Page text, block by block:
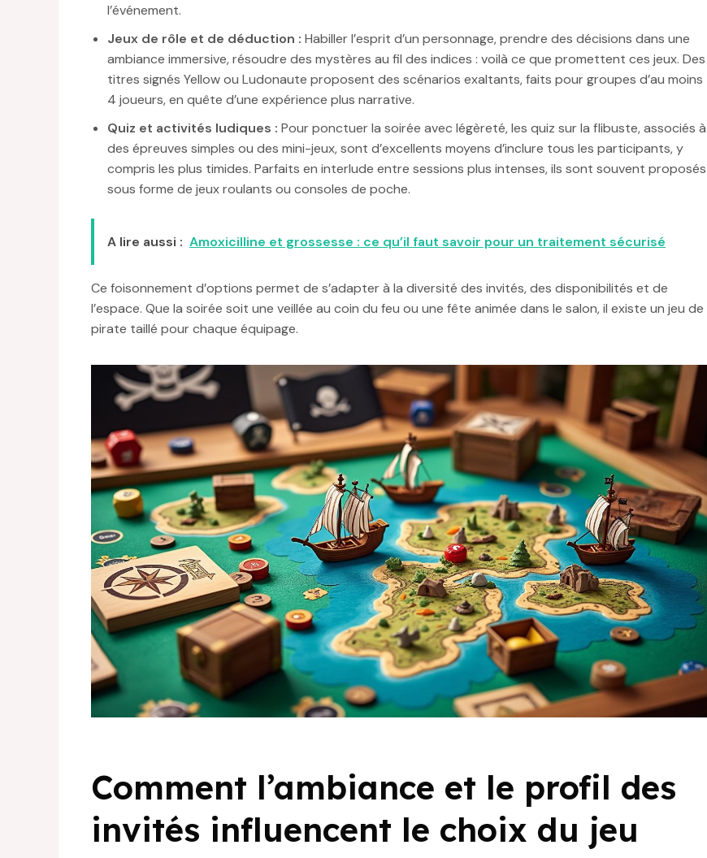
l’événement.
Jeux de rôle et de déduction : Habiller l’esprit d’un personnage, prendre des décisions dans une
ambiance immersive, résoudre des mystères au fil des indices : voilà ce que promettent ces jeux. Des
titres signés Yellow ou Ludonaute proposent des scénarios exaltants, faits pour groupes d’au moins
4 joueurs, en quête d’une expérience plus narrative.
Quiz et activités ludiques : Pour ponctuer la soirée avec légèreté, les quiz sur la flibuste, associés à
des épreuves simples ou des mini-jeux, sont d’excellents moyens d’inclure tous les participants, y
compris les plus timides. Parfaits en interlude entre sessions plus intenses, ils sont souvent proposés
sous forme de jeux roulants ou consoles de poche.
A lire aussi : Amoxicilline et grossesse : ce qu’il faut savoir pour un traitement sécurisé
Ce foisonnement d’options permet de s’adapter à la diversité des invités, des disponibilités et de
l’espace. Que la soirée soit une veillée au coin du feu ou une fête animée dans le salon, il existe un jeu de
pirate taillé pour chaque équipage.
Comment l’ambiance et le profil des
invités influencent le choix du jeu